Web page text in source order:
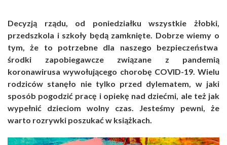
Decyzją rządu, od poniedziałku wszystkie żłobki,
przedszkola i szkoły będą zamknięte. Dobrze wiemy o
tym, że to potrzebne dla naszego bezpieczeństwa
środki zapobiegawcze związane z pandemią
koronawirusa wywołującego chorobę COVID-19. Wielu
rodziców stanęło nie tylko przed dylematem, w jaki
sposób pogodzić pracę i opiekę nad dziećmi, ale też jak
wypełnić dzieciom wolny czas. Jesteśmy pewni, że
warto rozrywki poszukać w książkach.